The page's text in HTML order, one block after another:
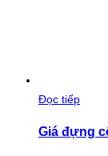
Đọc tiếp
Giá đựng